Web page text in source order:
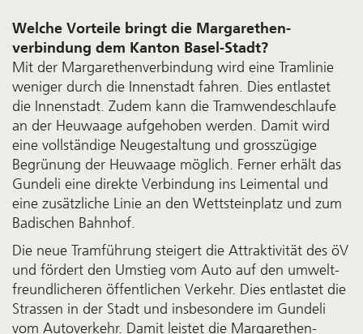
Welche Vorteile bringt die Margarethen­
verbindung dem Kanton Basel-Stadt?
Mit der Margarethen­verbindung wird eine Tram­linie
weniger durch die Innen­stadt fahren. Dies entlastet
die Innenstadt. Zudem kann die Tram­wende­schlaufe
an der Heu­waage auf­gehoben werden. Damit wird
eine voll­ständige Neu­gestaltung und gross­zügige
Begrün­ung der Heu­waage möglich. Ferner erhält das
Gundeli eine direkte Verbind­ung ins Leimen­tal und
eine zusätz­liche Linie an den Wett­stein­platz und zum
Badischen Bahnhof.
Die neue Tram­führung steigert die Attrak­tivität des öV
und fördert den Um­stieg vom Auto auf den umwelt­
freundlicheren öffent­lichen Verkehr. Dies entlastet die
Strassen in der Stadt und insbesondere im Gundeli
vom Autoverkehr. Damit leistet die Margarethen­